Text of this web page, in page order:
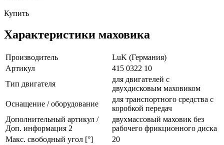
Купить
Характеристики маховика
Производитель
LuK (Германия)
Артикул
415 0322 10
Тип двигателя
для двигателей с
двухдисковым маховиком
Оснащение / оборудование
для транспортного средства с
коробкой передач
Дополнительный артикул /
Доп. информация 2
двухмассовый маховик без
рабочего фрикционного диска
Макс. свободный угол [°]
20